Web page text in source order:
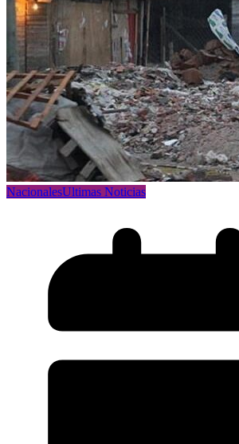
NacionalesUltimas Noticias